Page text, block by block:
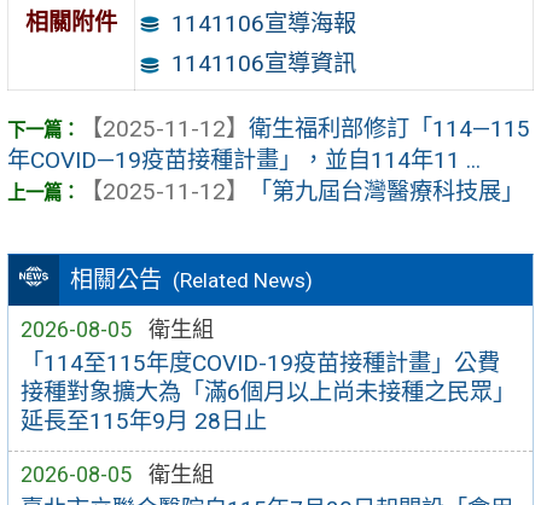
相關公告 (Related News)
2026-08-05 衛生組
「114至115年度COVID-19疫苗接種計畫」公費
接種對象擴大為「滿6個月以上尚未接種之民眾」
延長至115年9月 28日止
2026-08-05 衛生組
相關附件
1141106宣導海報
1141106宣導資訊
【2025-11-12】 衛生福利部修訂「114—115
年COVID—19疫苗接種計畫」，並自114年11 ...
【2025-11-12】
「第九屆台灣醫療科技展」